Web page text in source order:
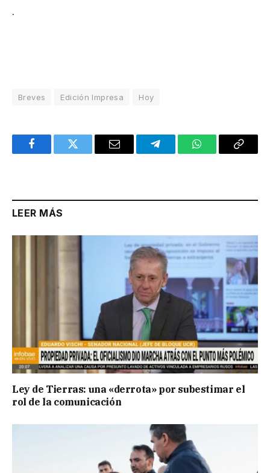
.
Breves Edición Impresa Hoy
FacebookTwitter Email TelegramWhatsAppCopy
LEER MÁS
Ley de Tierras: una «derrota» por subestimar el
rol de la comunicación